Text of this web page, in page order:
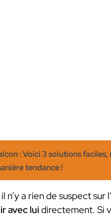
: Voici 3 solutions
tendance !
n’y a rien de suspect sur
avec luidirectement. Si